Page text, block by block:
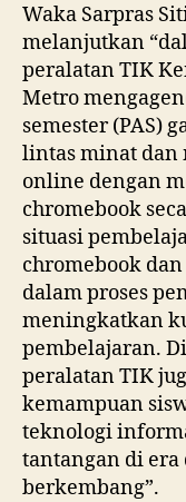
Waka Sarpras
melanjutkan
peralatan TIK
Metro
semester (PAS)
lintas minat dan
online dengan
chromebook
situasi
chromebook
dalam proses
meningkatkan
pembelajaran.
peralatan TIK
kemampuan
teknologi
tantangan di
berkembang”.